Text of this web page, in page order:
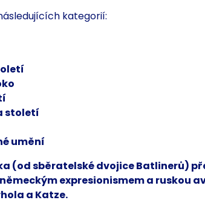
kategorií:
století
umění
(od sběratelské dvojice Batlinerů)
německým expresionismem a ruskou
a Katze.